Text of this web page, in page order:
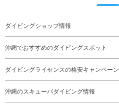
ダイビングショップ情報
沖縄でおすすめのダイビングスポット
ダイビングライセンスの格安キャンペーン
沖縄のスキューバダイビング情報